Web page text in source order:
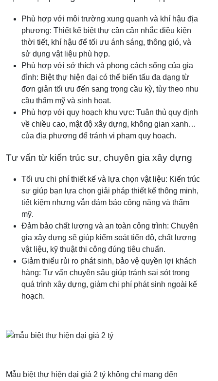
Phù hợp với môi trường xung quanh và khí hậu địa
phương: Thiết kế biệt thự cần cân nhắc điều kiện
thời tiết, khí hậu để tối ưu ánh sáng, thông gió, và
sử dụng vật liệu phù hợp.
Phù hợp với sở thích và phong cách sống của gia
đình: Biệt thự hiện đại có thể biến tấu đa dạng từ
đơn giản tối ưu đến sang trọng cầu kỳ, tùy theo nhu
cầu thẩm mỹ và sinh hoạt.
Phù hợp với quy hoạch khu vực: Tuân thủ quy định
về chiều cao, mật độ xây dựng, không gian xanh…
của địa phương để tránh vi phạm quy hoạch.
Tư vấn từ kiến trúc sư, chuyên gia xây dựng
Tối ưu chi phí thiết kế và lựa chọn vật liệu: Kiến trúc
sư giúp bạn lựa chọn giải pháp thiết kế thông minh,
tiết kiệm nhưng vẫn đảm bảo công năng và thẩm
mỹ.
Đảm bảo chất lượng và an toàn công trình: Chuyên
gia xây dựng sẽ giúp kiểm soát tiến độ, chất lượng
vật liệu, kỹ thuật thi công đúng tiêu chuẩn.
Giảm thiểu rủi ro phát sinh, bảo vệ quyền lợi khách
hàng: Tư vấn chuyên sâu giúp tránh sai sót trong
quá trình xây dựng, giảm chi phí phát sinh ngoài kế
hoạch.
Mẫu biệt thự hiện đại giá 2 tỷ không chỉ mang đến